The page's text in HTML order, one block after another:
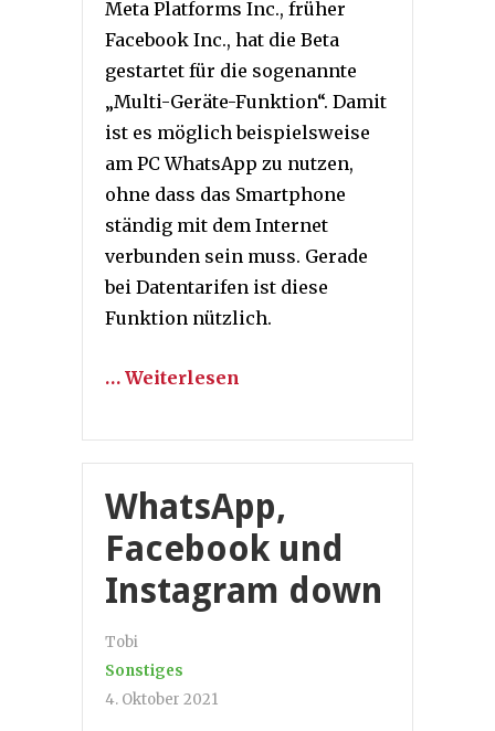
Meta Platforms Inc., früher
Facebook Inc., hat die Beta
gestartet für die sogenannte
„Multi-Geräte-Funktion“. Damit
ist es möglich beispielsweise
am PC WhatsApp zu nutzen,
ohne dass das Smartphone
ständig mit dem Internet
verbunden sein muss. Gerade
bei Datentarifen ist diese
Funktion nützlich.
… Weiterlesen
WhatsApp,
Facebook und
Instagram down
Tobi
Sonstiges
4. Oktober 2021